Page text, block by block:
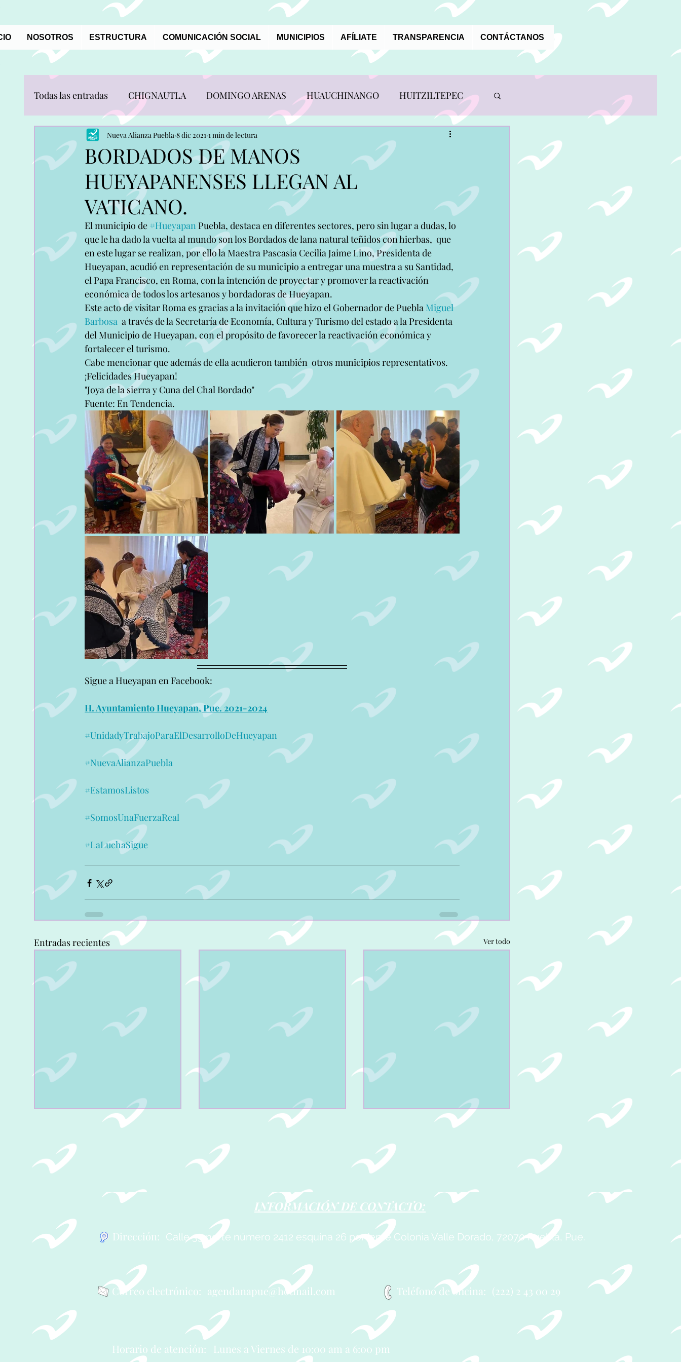
NOSOTROS ESTRUCTURA COMUNICACIÓN SOCIAL MUNICIPIOS AFÍLIATE TRANSPARENCIA CONTÁCTANOS
Todas las entradas CHIGNAUTLA DOMINGO ARENAS HUAUCHINANGO HUITZILTEPEC
JONOTLA OCOTEPEC PUEBLA REVISTAS ALIANCISTAS
SAN NICOLAS DE LOS RANCHOS SAN PEDRO YELOIXTLAHUACA
TOCHIMILCO TOTOLTEPEC DE GUERRERO XAYACATLAN DE BRAVO ZACAPOAXTLA
BORDADOS DE MANOS
HUEYAPANENSES LLEGAN AL
VATICANO.
Nueva Alianza Puebla 8 dic 2021 1 min de lectura
El municipio de #Hueyapan Puebla, destaca en diferentes sectores, pero sin lugar a dudas, lo
que le ha dado la vuelta al mundo son los Bordados de lana natural teñidos con hierbas,  que
en este lugar se realizan, por ello la Maestra Pascasia Cecilia Jaime Lino, Presidenta de
Hueyapan, acudió en representación de su municipio a entregar una muestra a su Santidad,
el Papa Francisco, en Roma, con la intención de proyectar y promover la reactivación
económica de todos los artesanos y bordadoras de Hueyapan.
Este acto de visitar Roma es gracias a la invitación que hizo el Gobernador de Puebla Miguel
Barbosa
  a través de la Secretaría de Economía, Cultura y Turismo del estado a la Presidenta
del Municipio de Hueyapan, con el propósito de favorecer la reactivación económica y
fortalecer el turismo.
Cabe mencionar que además de ella acudieron también  otros municipios representativos.
¡Felicidades Hueyapan!
"Joya de la sierra y Cuna del Chal Bordado"
Fuente: En Tendencia.
Sigue a Hueyapan en Facebook:
H. Ayuntamiento Hueyapan, Pue. 2021-2024
#UnidadyTrabajoParaElDesarrolloDeHueyapan
#NuevaAlianzaPuebla
#EstamosListos
#SomosUnaFuerzaReal
#LaLuchaSigue
Entradas recientes Ver todo
SEMESTRAL 2026.
SEGUNDA REVISTA
TRIMESTRAL 2026.
PRIMERA REVISTA
TRIMESTRAL 2026.
INFORMACIÓN DE CONTACTO:
Dirección: Calle 33 norte número 2412 esquina 26 poniente Colonia Valle Dorado, 72070 Puebla, Pue.
Correo electrónico: agendanapue@hotmail.com Teléfono de oficina: (222) 2 43 00 29
Horario de atención: Lunes a Viernes de 10:00 am a 6:00 pm